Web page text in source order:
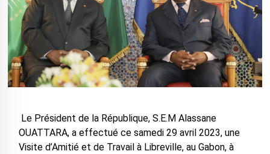
Le Président de la République, S.E.M Alassane
OUATTARA, a effectué ce samedi 29 avril 2023, une
Visite d’Amitié et de Travail à Libreville, au Gabon, à